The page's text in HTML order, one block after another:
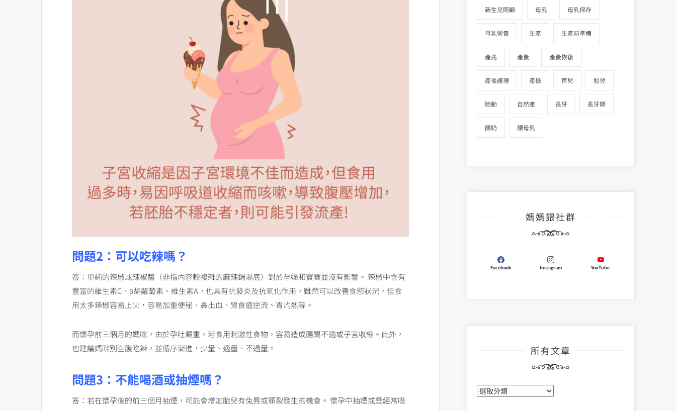
問題2：可以吃辣嗎？
答： 單純的辣椒或辣椒醬（非指內容較複雜的麻辣鍋湯底）對於孕婦和寶寶並沒有影響。 辣椒中含有
豐富的維生素C、β胡蘿蔔素、維生素A，也具有抗發炎及抗氧化作用，雖然可以改善食慾狀況，但食
用太多辣椒容易上火，容易加重便秘、鼻出血、胃食道逆流、胃灼熱等。
而懷孕前三個月的媽咪，由於孕吐嚴重，若食用刺激性食物，容易造成腸胃不適或子宮收縮。此外，
也建議媽咪別空腹吃辣，並循序漸進，少量、適量、不過量。
問題3：不能喝酒或抽煙嗎？
答： 若在懷孕後的前三個月抽煙，可能會增加胎兒有兔唇或顎裂發生的機會。 懷孕中抽煙或是經常吸
新生兒照顧 母乳 母乳保存
母乳營養 生產 生產前準備
產兆 產後 產後恢復
產後護理 產檢 育兒 胎兒
胎動 自然產 長牙 長牙期
餵奶 餵母乳
媽媽餵社群
Facebook Instagram YouTube
所有文章
所
有